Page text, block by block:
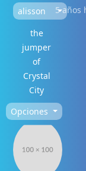
alisson
the
jumper
of
Crystal
City
5 años
Opciones